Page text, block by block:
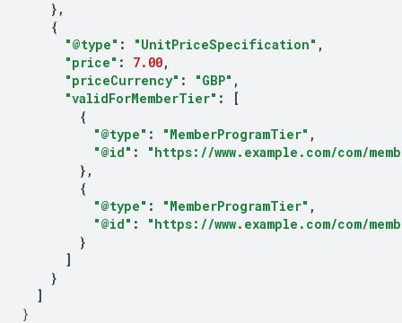
},
{
"@type" : "UnitPriceSpecification" ,
"price" : 7.00,
"priceCurrency" : "GBP" ,
"validForMemberTier" :
[
{
"@type" : "MemberProgramTier" ,
"@id" :
"https://www.example.com/com/
},
{
"@type" : "MemberProgramTier" ,
"@id" :
"https://www.example.com/com/
}
]
}
]
}